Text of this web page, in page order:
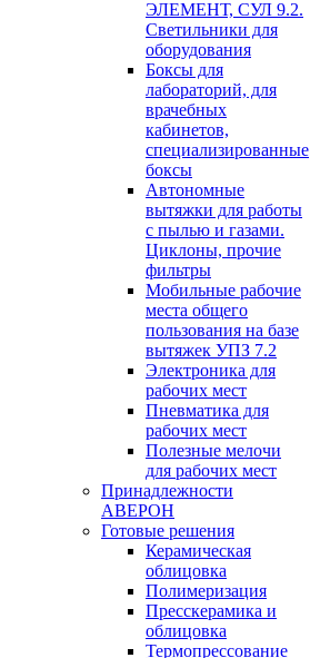
ЭЛЕМЕНТ, СУЛ 9.2.
Светильники для
оборудования
Боксы для
лабораторий, для
врачебных
кабинетов,
специализированные
боксы
Автономные
вытяжки для работы
с пылью и газами.
Циклоны, прочие
фильтры
Мобильные рабочие
места общего
пользования на базе
вытяжек УПЗ 7.2
Электроника для
рабочих мест
Пневматика для
рабочих мест
Полезные мелочи
для рабочих мест
Принадлежности
АВЕРОН
Готовые решения
Керамическая
облицовка
Полимеризация
Пресскерамика и
облицовка
Термопрессование